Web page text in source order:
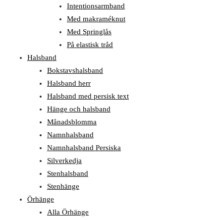
Intentionsarmband
Med makraméknut
Med Springlås
På elastisk tråd
Halsband
Bokstavshalsband
Halsband herr
Halsband med persisk text
Hänge och halsband
Månadsblomma
Namnhalsband
Namnhalsband Persiska
Silverkedja
Stenhalsband
Stenhänge
Örhänge
Alla Örhänge